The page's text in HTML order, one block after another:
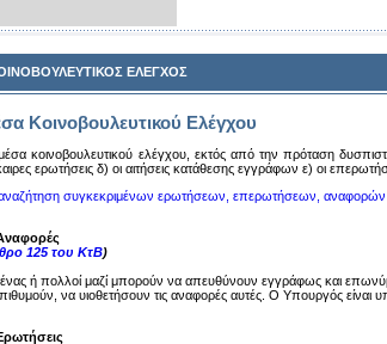
ΕΛΕΓΧΟΣ
Κοινοβουλευτικού Ελέγχου
κoινoβoυλευτικoύ ελέγχoυ, εκτός από την πρόταση
ερωτήσεις δ) oι αιτήσεις κατάθεσης εγγράφων ε) oι
αναζήτηση συγκεκριμένων ερωτήσεων, επερωτήσεων,
125 του ΚτΒ)
ή πολλοί μαζί μπορούν να απευθύνουν εγγράφως και
να υιοθετήσουν τις αναφορές αυτές. Ο Υπουργός